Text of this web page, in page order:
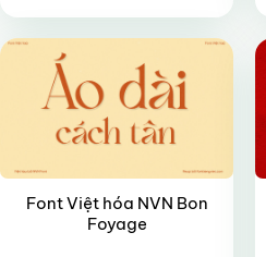
hạng4.85
sao
Font Việt hóa NVN Bon
Foyage